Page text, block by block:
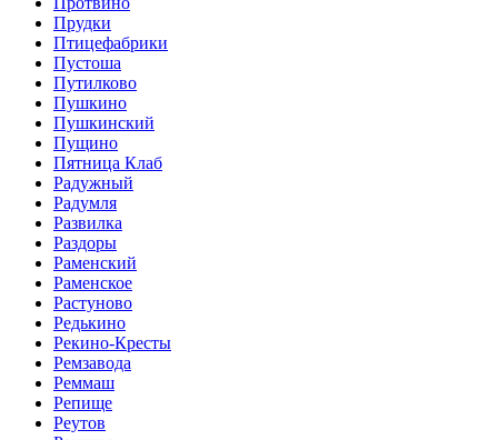
Прудки
Птицефабрики
Пустоша
Путилково
Пушкино
Пушкинский
Пущино
Пятница Клаб
Радужный
Радумля
Развилка
Раздоры
Раменский
Раменское
Растуново
Редькино
Рекино-Кресты
Ремзавода
Реммаш
Репище
Реутов